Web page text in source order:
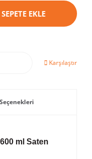
SEPETE EKLE
Karşılaştır
ml Saten